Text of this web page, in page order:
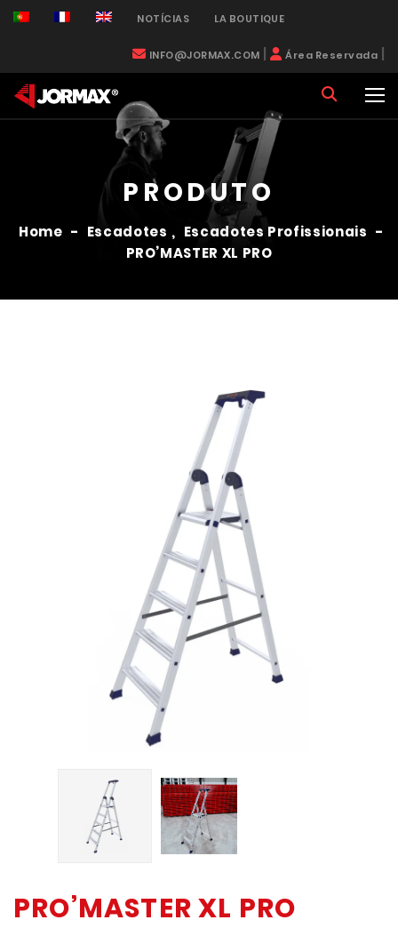
NOTÍCIAS LA BOUTIQUE
INFO@JORMAX.COM | Área Reservada
PRODUTO
Home - Escadotes , Escadotes Profissionais -
PRO’MASTER XL PRO
PRO’MASTER XL PRO